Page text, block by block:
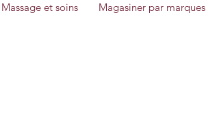
Massage et soins Magasiner par marques